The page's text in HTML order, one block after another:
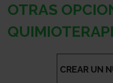
Registro
OTRAS
CREAR UN